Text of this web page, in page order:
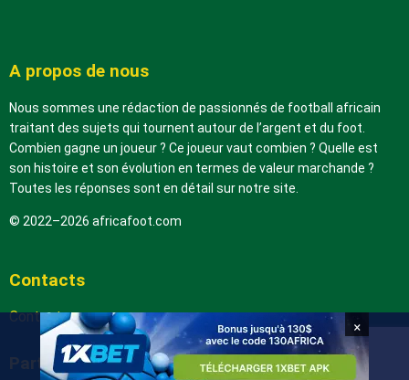
A propos de nous
Nous sommes une rédaction de passionnés de football africain
traitant des sujets qui tournent autour de l’argent et du foot.
Combien gagne un joueur ? Ce joueur vaut combien ? Quelle est
son histoire et son évolution en termes de valeur marchande ?
Toutes les réponses sont en détail sur notre site.
© 2022–2026 africafoot.com
Contacts
Contactez-nous
Partenaires
×